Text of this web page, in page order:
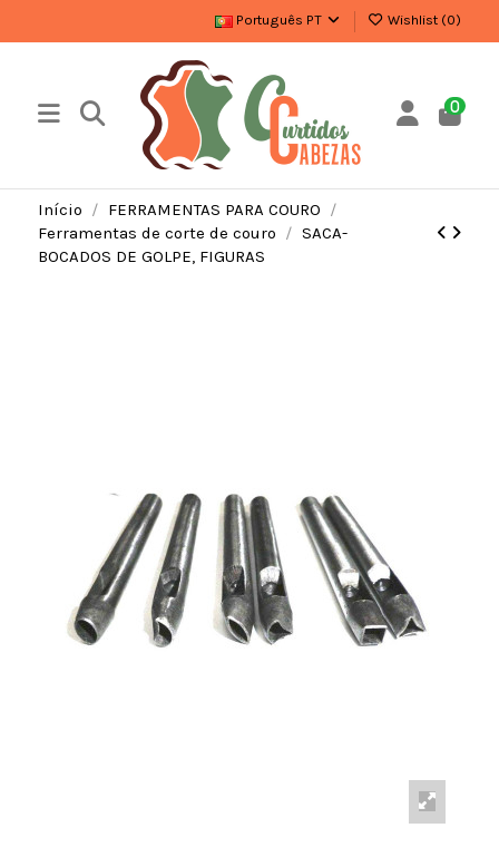
Português PT Wishlist (0)
0
Início
FERRAMENTAS PARA COURO
Ferramentas de corte de couro
SACA-
BOCADOS DE GOLPE, FIGURAS